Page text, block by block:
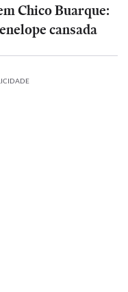
Chico Buarque:
cansada